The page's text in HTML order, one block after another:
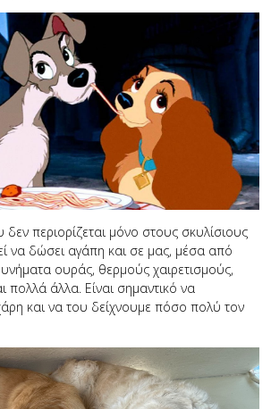
περιορίζεται μόνο στους σκυλίσιους
να δώσει αγάπη και σε μας, μέσα από
ουράς, θερμούς χαιρετισμούς,
πολλά άλλα. Είναι σημαντικό να
και να του δείχνουμε πόσο πολύ τον